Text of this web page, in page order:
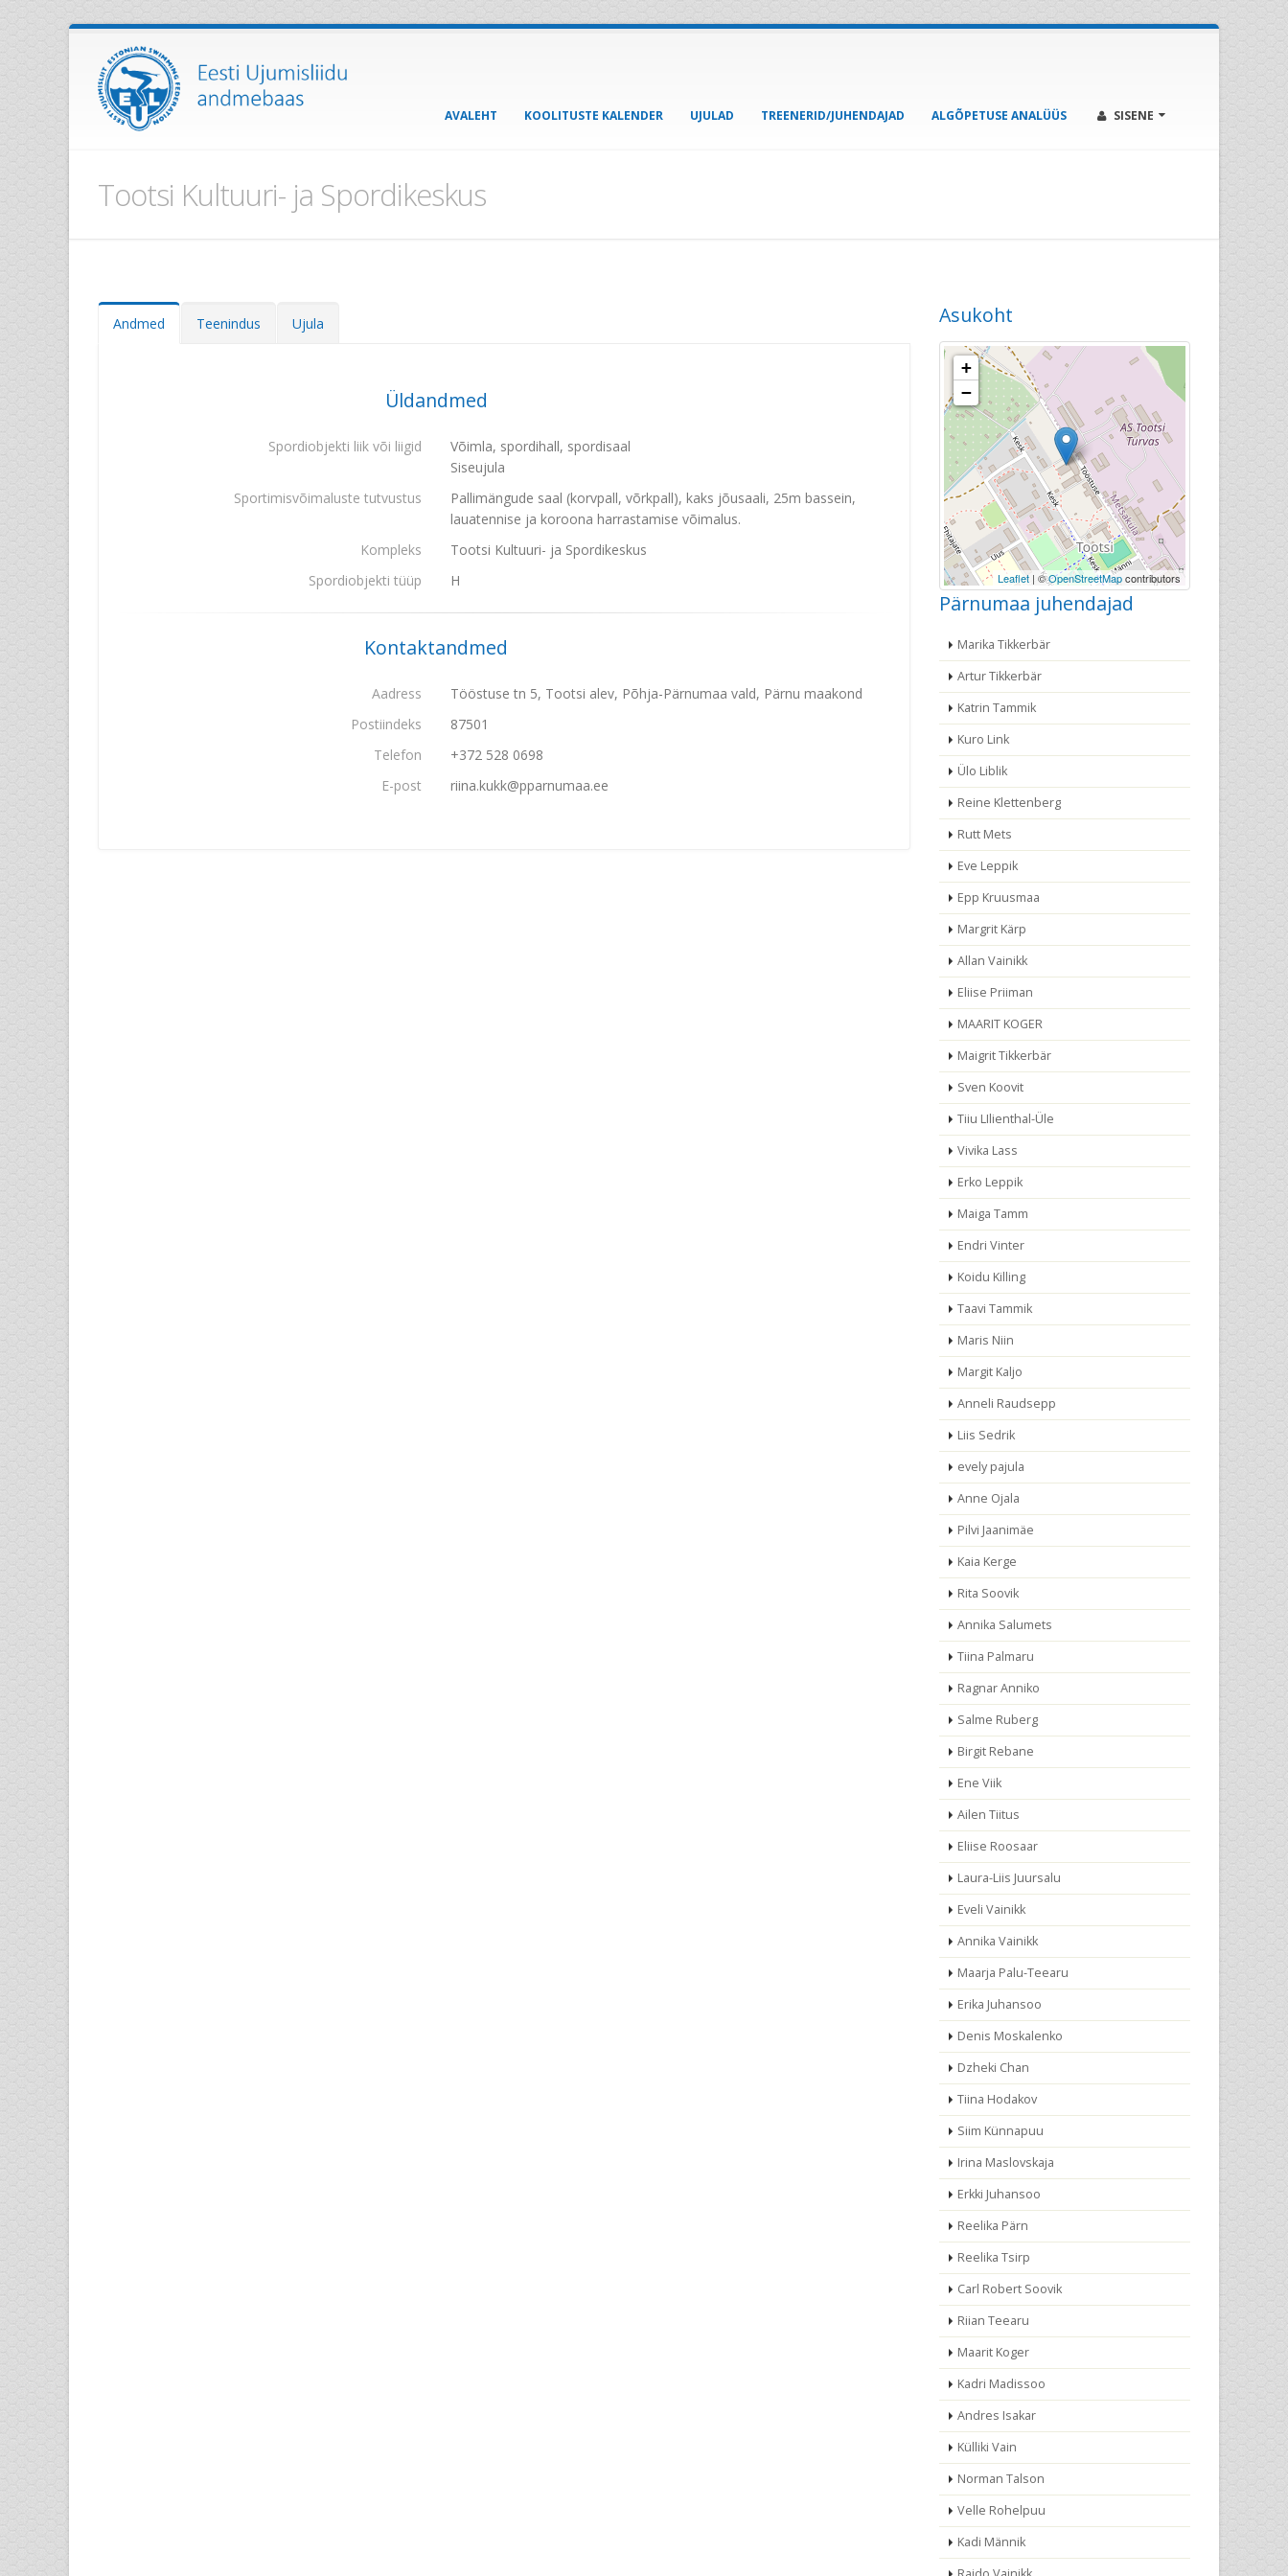
AVALEHT KOOLITUSTE KALENDER UJULAD TREENERID/JUHENDAJAD ALGÕPETUSE ANALÜÜS SISENE
Tootsi Kultuuri- ja Spordikeskus
Andmed Teenindus Ujula
Üldandmed
Spordiobjekti liik või liigid
Võimla, spordihall, spordisaal
Siseujula
Sportimisvõimaluste tutvustus
Pallimängude saal (korvpall, võrkpall), kaks jõusaali, 25m bassein,
lauatennise ja koroona harrastamise võimalus.
Kompleks
Tootsi Kultuuri- ja Spordikeskus
Spordiobjekti tüüp
H
Kontaktandmed
Aadress
Tööstuse tn 5, Tootsi alev, Põhja-Pärnumaa vald, Pärnu maakond
Postiindeks
87501
Telefon
+372 528 0698
E-post
riina.kukk@pparnumaa.ee
Asukoht
+
−
Leaflet | ©OpenStreetMapcontributors
Pärnumaa juhendajad
Marika Tikkerbär
Artur Tikkerbär
Katrin Tammik
Kuro Link
Ülo Liblik
Reine Klettenberg
Rutt Mets
Eve Leppik
Epp Kruusmaa
Margrit Kärp
Allan Vainikk
Eliise Priiman
MAARIT KOGER
Maigrit Tikkerbär
Sven Koovit
Tiiu LIlienthal-Üle
Vivika Lass
Erko Leppik
Maiga Tamm
Endri Vinter
Koidu Killing
Taavi Tammik
Maris Niin
Margit Kaljo
Anneli Raudsepp
Liis Sedrik
evely pajula
Anne Ojala
Pilvi Jaanimäe
Kaia Kerge
Rita Soovik
Annika Salumets
Tiina Palmaru
Ragnar Anniko
Salme Ruberg
Birgit Rebane
Ene Viik
Ailen Tiitus
Eliise Roosaar
Laura-Liis Juursalu
Eveli Vainikk
Annika Vainikk
Maarja Palu-Teearu
Erika Juhansoo
Denis Moskalenko
Dzheki Chan
Tiina Hodakov
Siim Künnapuu
Irina Maslovskaja
Erkki Juhansoo
Reelika Pärn
Reelika Tsirp
Carl Robert Soovik
Riian Teearu
Maarit Koger
Kadri Madissoo
Andres Isakar
Külliki Vain
Norman Talson
Velle Rohelpuu
Kadi Männik